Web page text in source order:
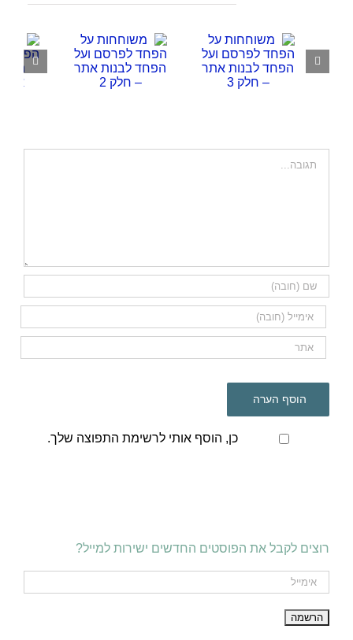
כן, הוסף אותי לרשימת התפוצה שלך.
רוצים לקבל את הפוסטים החדשים ישירות למייל?